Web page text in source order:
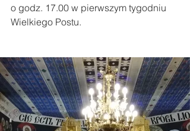
o godz. 17.00 w pierwszym tygodniu
Wielkiego Postu.